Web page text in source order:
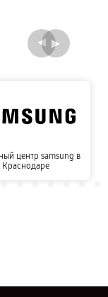
центр samsung в
Краснодаре